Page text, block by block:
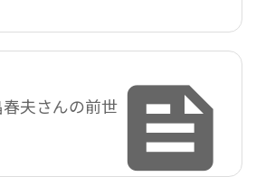

夫さんの前世